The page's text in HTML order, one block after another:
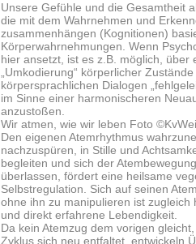
Unsere Gefühle und die Gesamtheit
die mit dem Wahrnehmen und
zusammenhängen (Kognitionen)
Körperwahrnehmungen. Wenn
hier ansetzt, ist es z.B. möglich, über
„Umkodierung“ körperlicher
körpersprachlichen Dialogen
im Sinne einer harmonischeren
anzustoßen.
Wir atmen, wie wir leben Foto
Den eigenen Atemrhythmus
nachzuspüren, in Stille und
begleiten und sich der
überlassen, fördert eine heilsame
Selbstregulation. Sich auf seinen
ohne ihn zu manipulieren ist zugleich
und direkt erfahrene Lebendigkeit.
Da kein Atemzug dem vorigen
Zyklus sich neu entfaltet, entwickeln